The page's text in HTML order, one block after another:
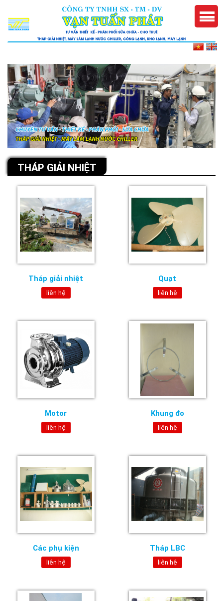
THÁP GIẢI NHIỆT
Tháp giải nhiệt
liên hệ
Quạt
liên hệ
Motor
liên hệ
Khung đo
liên hệ
Các phụ kiện
liên hệ
Tháp LBC
liên hệ